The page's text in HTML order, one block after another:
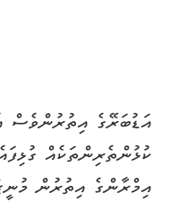
އަޑުބަރޭގެ އިތުރުންވެސް
ކުޅުންތެރިންތަކެއް
އިމްރާންގެ އިތުރުން